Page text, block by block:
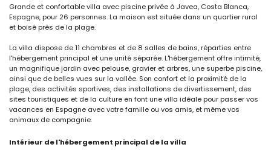
Grande et confortable villa avec piscine privée à Javea, Costa Blanca,
Espagne, pour 26 personnes. La maison est située dans un quartier rural
et boisé près de la plage.
La villa dispose de 11 chambres et de 8 salles de bains, réparties entre
l'hébergement principal et une unité séparée. L'hébergement offre intimité,
un magnifique jardin avec pelouse, gravier et arbres, une superbe piscine,
ainsi que de belles vues sur la vallée. Son confort et la proximité de la
plage, des activités sportives, des installations de divertissement, des
sites touristiques et de la culture en font une villa idéale pour passer vos
vacances en Espagne avec votre famille ou vos amis, et même vos
animaux de compagnie.
Intérieur de l'hébergement principal de la villa